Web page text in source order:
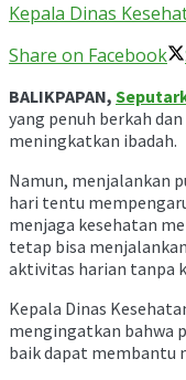
Kepala Dinas
Share on Facebook
BALIKPAPAN,
yang penuh berkah
meningkatkan ibadah.
Namun, menjalankan
hari tentu
menjaga kesehatan
tetap bisa
aktivitas harian tanpa
Kepala Dinas
mengingatkan bahwa
baik dapat membantu